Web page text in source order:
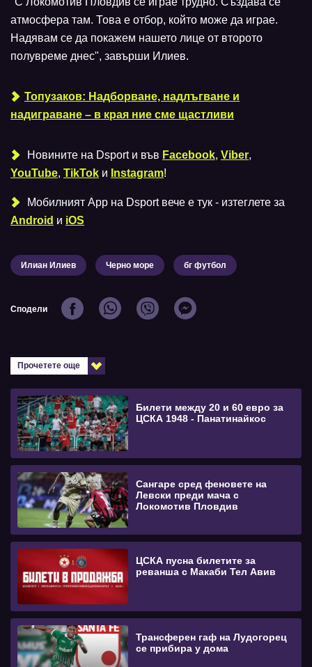
атмосфера там. Това е отбор, който може да играе.
Надявам се да покажем нашето лице от второто
полувреме днес", завърши Илиев.
Топузаков: Надборване, надлъгване и
надиграване – в края ние сме щастливи
Новините на Dsport и във Facebook, Viber,
YouTube, TikTok и Instagram!
Мобилният Аpp на Dsport вече е тук - изтеглете за
Android и iOS
Илиан Илиев Черно море бг футбол
Сподели
Прочетете още
Билети между 20 и 60 евро за
ЦСКА 1948 - Панатинайкос
Сангаре сред феновете на
Левски преди мача с
Локомотив Пловдив
ЦСКА пусна билетите за
реванша с Макаби Тел Авив
Трансферен гаф на Лудогорец
се прибира у дома